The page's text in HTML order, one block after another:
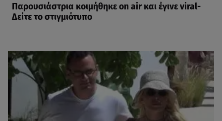
Παρουσιάστρια κοιμήθηκε on air και έγινε viral-
Δείτε το στιγμιότυπο